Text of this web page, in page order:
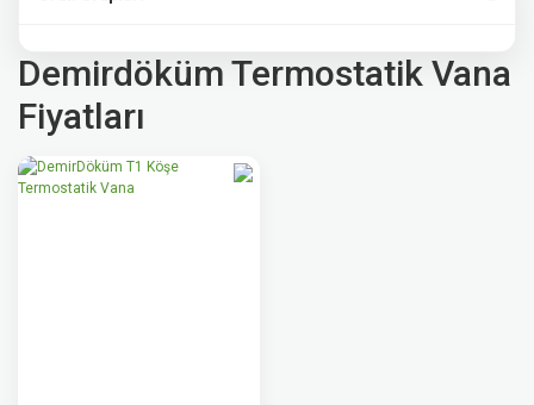
Demirdöküm Termostatik Vana
Fiyatları